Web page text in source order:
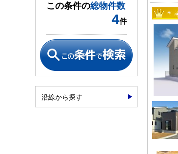
この条件の総物件数
4件
沿線から探す